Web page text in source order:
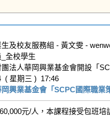
及校友服務組 - 黃文雯 -
全校學生
法人華岡興業基金會開設「
( 星期三 )  17:46
興業基金會「SCPC國際職
元/人，本課程接受包班